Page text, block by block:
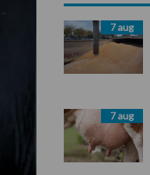
Sidebar7 aug
7 aug